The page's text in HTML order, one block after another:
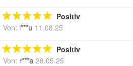
Positiv
Von: l***u 11.08.25
Positiv
Von: r***a 28.05.25